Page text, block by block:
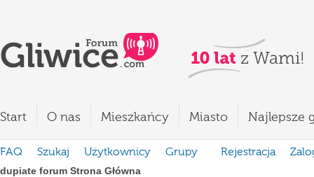
Start O nas Mieszkańcy Miasto Najlepsze
FAQ Szukaj Użytkownicy Grupy Rejestracja
dupiate forum Strona Główna